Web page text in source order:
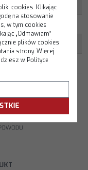
cookies. Klikając
na stosowanie
w tym cookies
„Odmawiam”
plików cookies
strony. Więcej
w Polityce